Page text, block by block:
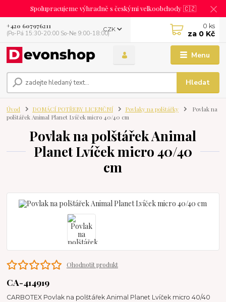
Spolupracujeme výhradně s českými velkoobchody 🇨🇿
Menu
CZK
Hledat
+420 607976211
(Po-Pá 15:30-20:00 So-Ne 9:00-18:00)
0 ks
za 0 Kč
Úvod DOMÁCÍ POTŘEBY LICENČNÍ Povlaky na polštářky
Povlak na
polštářek Animal Planet Lvíček micro 40/40 cm
Povlak na polštářek Animal
Planet Lvíček micro 40/40
cm
Ohodnotit produkt
CA-414919
CARBOTEX Povlak na polštářek Animal Planet Lvíček micro 40/40